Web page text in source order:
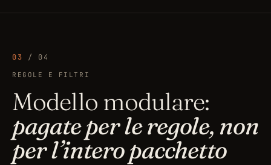
03 / 04
REGOLE E FILTRI
Modello modulare:
pagate per le regole, non
per l’intero pacchetto